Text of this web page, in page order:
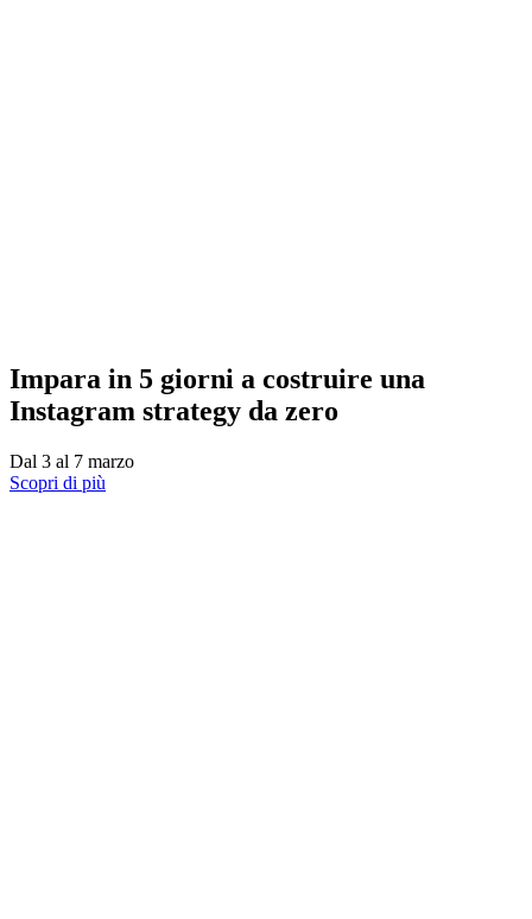
Impara in 5 giorni a costruire una
Instagram strategy da zero
Dal 3 al 7 marzo
Scopri di più